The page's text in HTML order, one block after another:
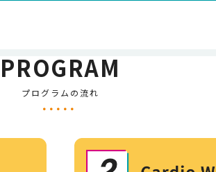
PROGRAM
プログラムの流れ